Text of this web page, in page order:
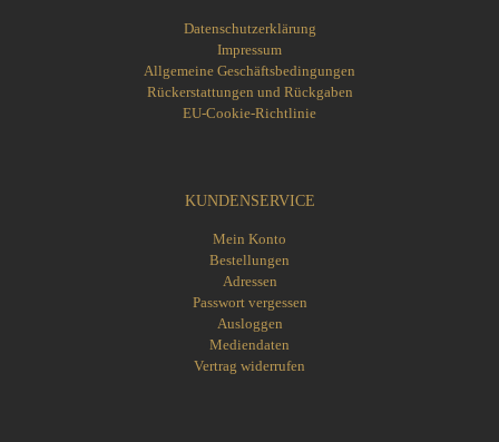
Datenschutzerklärung
Impressum
Allgemeine Geschäftsbedingungen
Rückerstattungen und Rückgaben
EU-Cookie-Richtlinie
KUNDENSERVICE
Mein Konto
Bestellungen
Adressen
Passwort vergessen
Ausloggen
Mediendaten
Vertrag widerrufen